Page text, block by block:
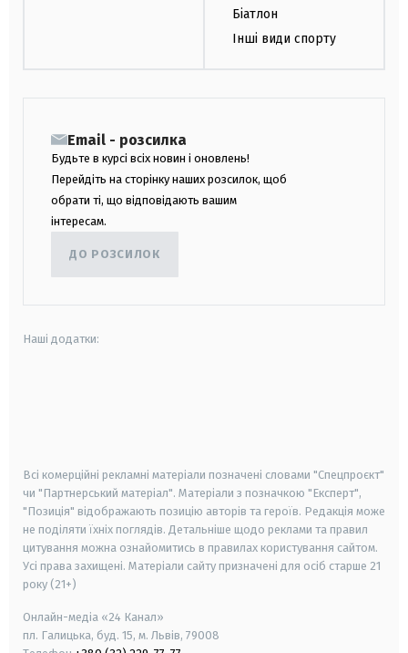
Біатлон
Інші види спорту
Email - розсилка
Будьте в курсі всіх новин і оновлень!
Перейдіть на сторінку наших розсилок, щоб
обрати ті, що відповідають вашим
інтересам.
ДО РОЗСИЛОК
Наші додатки:
Всі комерційні рекламні матеріали позначені словами "Спецпроєкт"
чи "Партнерський матеріал". Матеріали з позначкою "Експерт",
"Позиція" відображають позицію авторів та героїв. Редакція може
не поділяти їхніх поглядів. Детальніше щодо реклами та правил
цитування можна ознайомитись в правилах користування сайтом.
Усі права захищені. Матеріали сайту призначені для осіб старше 21
року (21+)
Онлайн-медіа «24 Канал»
пл. Галицька, буд. 15, м. Львів, 79008